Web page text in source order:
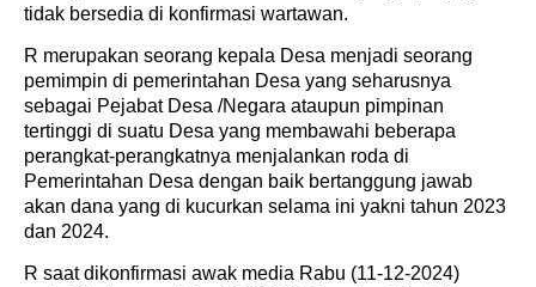
tidak bersedia di konfirmasi wartawan.
R merupakan seorang kepala Desa menjadi seorang
pemimpin di pemerintahan Desa yang seharusnya
sebagai Pejabat Desa /Negara ataupun pimpinan
tertinggi di suatu Desa yang membawahi beberapa
perangkat-perangkatnya menjalankan roda di
Pemerintahan Desa dengan baik bertanggung jawab
akan dana yang di kucurkan selama ini yakni tahun 2023
dan 2024.
R saat dikonfirmasi awak media Rabu (11-12-2024)